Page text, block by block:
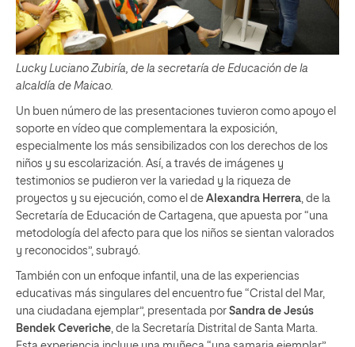
Lucky Luciano Zubiría, de la secretaría de Educación de la
alcaldía de Maicao.
Un buen número de las presentaciones tuvieron como apoyo el
soporte en vídeo que complementara la exposición,
especialmente los más sensibilizados con los derechos de los
niños y su escolarización. Así, a través de imágenes y
testimonios se pudieron ver la variedad y la riqueza de
proyectos y su ejecución, como el de Alexandra Herrera, de la
Secretaría de Educación de Cartagena, que apuesta por “una
metodología del afecto para que los niños se sientan valorados
y reconocidos”, subrayó.
También con un enfoque infantil, una de las experiencias
educativas más singulares del encuentro fue “Cristal del Mar,
una ciudadana ejemplar”, presentada por Sandra de Jesús
Bendek Ceveriche, de la Secretaría Distrital de Santa Marta.